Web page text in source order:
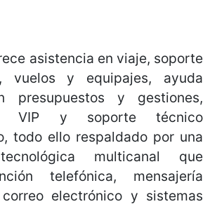
asistencia en viaje, soporte
vuelos y equipajes, ayuda
presupuestos y gestiones,
VIP y soporte técnico
todo ello respaldado por una
multicanal que
telefónica, mensajería
electrónico y sistemas